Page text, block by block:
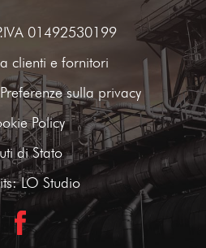
01492530199
clienti e fornitori
Preferenze sulla privacy
Policy
di Stato
LO Studio